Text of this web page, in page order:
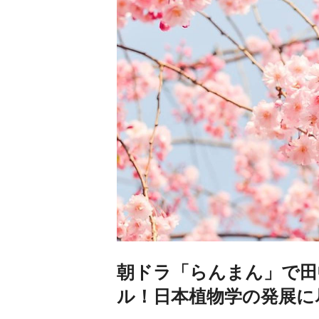
朝ドラ「らんまん」で
ル！日本植物学の発展